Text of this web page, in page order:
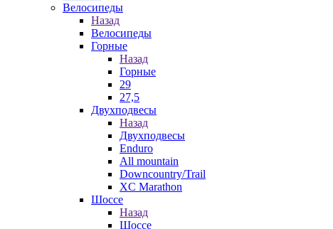
Велосипеды
Назад
Велосипеды
Горные
Назад
Горные
29
27,5
Двухподвесы
Назад
Двухподвесы
Enduro
All mountain
Downcountry/Trail
XC Marathon
Шоссе
Назад
Шоссе